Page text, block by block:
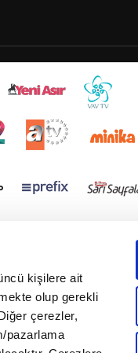
kişilere ait
olup gerekli
çerezler,
pazarlama